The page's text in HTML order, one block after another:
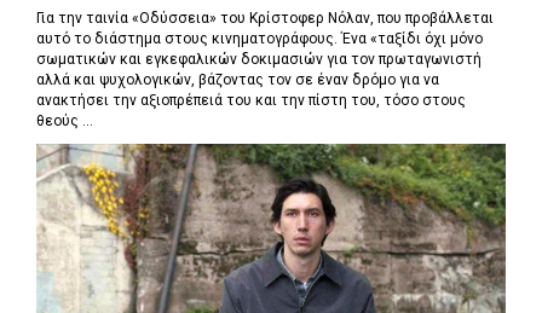
Για την ταινία «Οδύσσεια» του Κρίστοφερ Νόλαν,που προβάλλεται
αυτό το διάστημα στους κινηματογράφους. Ένα «ταξίδι όχι μόνο
σωματικών και εγκεφαλικών δοκιμασιών για τον πρωταγωνιστή
αλλά και ψυχολογικών, βάζοντας τον σε έναν δρόμο για να
ανακτήσει την αξιοπρέπειά του και την πίστη του, τόσο στους
θεούς ...